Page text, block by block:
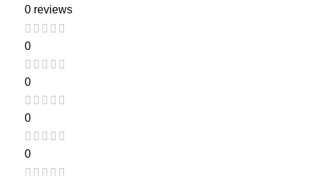
0 reviews
0
0
0
0